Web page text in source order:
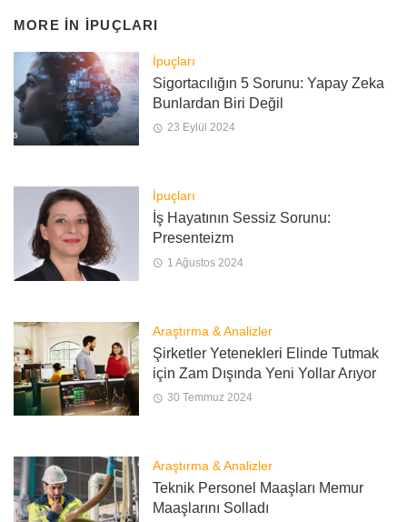
MORE IN İPUÇLARI
İpuçları
Sigortacılığın 5 Sorunu: Yapay Zeka
Bunlardan Biri Değil
23 Eylül 2024
İpuçları
İş Hayatının Sessiz Sorunu:
Presenteizm
1 Ağustos 2024
Araştırma & Analizler
Şirketler Yetenekleri Elinde Tutmak
için Zam Dışında Yeni Yollar Arıyor
30 Temmuz 2024
Araştırma & Analizler
Teknik Personel Maaşları Memur
Maaşlarını Solladı